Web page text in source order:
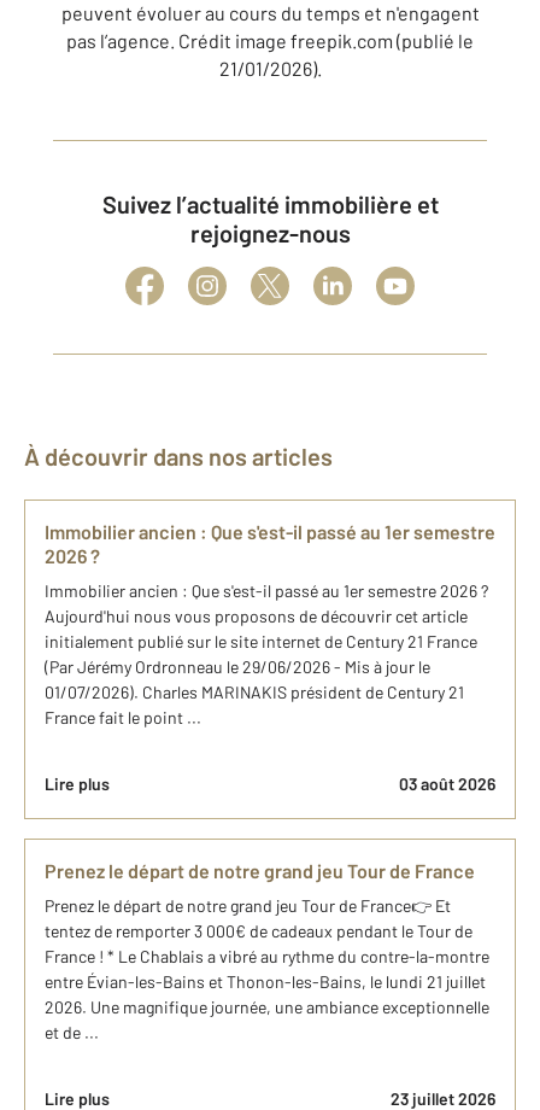
peuvent évoluer au cours du temps et n'engagent
pas l’agence. Crédit image freepik.com (publié le
21/01/2026).
Suivez l’actualité immobilière et
rejoignez-nous
À découvrir dans nos articles
Immobilier ancien : Que s'est-il passé au 1er semestre
2026 ?
Immobilier ancien : Que s'est-il passé au 1er semestre 2026 ?
Aujourd'hui nous vous proposons de découvrir cet article
initialement publié sur le site internet de Century 21 France
(Par Jérémy Ordronneau le 29/06/2026 - Mis à jour le
01/07/2026). Charles MARINAKIS président de Century 21
France fait le point ...
Lire plus 03 août 2026
Prenez le départ de notre grand jeu Tour de France
Prenez le départ de notre grand jeu Tour de France👉 Et
tentez de remporter 3 000€ de cadeaux pendant le Tour de
France ! * Le Chablais a vibré au rythme du contre-la-montre
entre Évian-les-Bains et Thonon-les-Bains, le lundi 21 juillet
2026. Une magnifique journée, une ambiance exceptionnelle
et de ...
Lire plus 23 juillet 2026